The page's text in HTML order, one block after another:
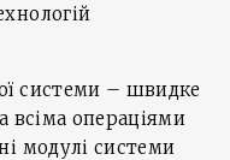
системи – швидке
всіма операціями
модулі системи